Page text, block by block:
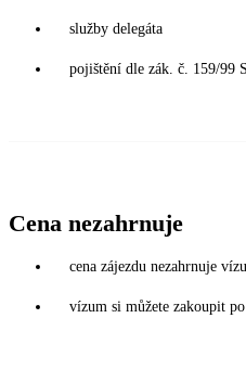
služby delegáta
pojištění dle zák. č. 159/99
Cena nezahrnuje
cena zájezdu nezahrnuje
vízum si můžete zakoupit